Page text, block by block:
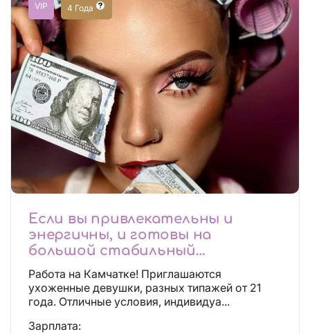
VIP 4 Года
Если вы привлекательны и
энергичны, и готовы на
большой стабильный
заработок, тогда вы уже нашли,
что искали!
Работа на Камчатке! Приглашаются
ухоженные девушки, разных типажей от 21
года. Отличные условия, индивидуа...
Зарплата: